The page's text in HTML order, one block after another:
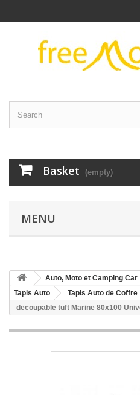
Basket (empty)
MENU
Auto, Moto et Camping Car
Tapis Auto
Tapis Auto de Coffre
decoupable tuft Marine 80x100